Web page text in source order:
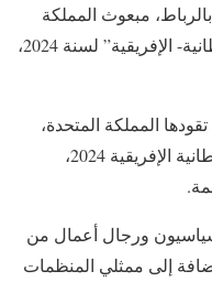
مبعوث المملكة
المتحدة الخاص بقمة الاستثمار “البريطانية- الإفريقية” لسنة 2024،
المملكة المتحدة،
من أجل استضافة قمة الاستثمار البريطانية الإفريقية 2024،
ورجال أعمال من
إلى ممثلي المنظمات